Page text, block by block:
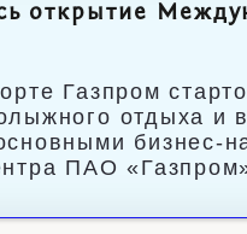
открытие
Газпром
отдыха и
бизнес-
ПАО